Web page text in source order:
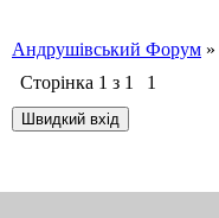
Андрушівський Форум »
Сторінка 1 з 1 1